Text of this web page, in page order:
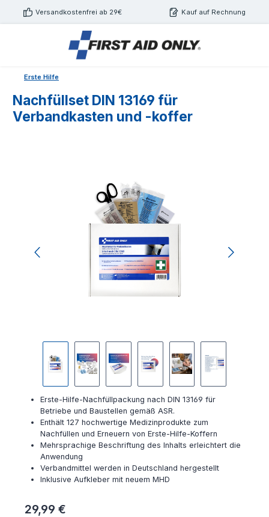
Zum Hauptinhalt springen
Versandkostenfrei ab 29€ Kauf auf Rechnung
Erste Hilfe
Nachfüllset DIN 13169 für
Verbandkasten und -koffer
Erste-Hilfe-Nachfüllpackung nach DIN 13169 für
Betriebe und Baustellen gemäß ASR.
Enthält 127 hochwertige Medizinprodukte zum
Nachfüllen und Erneuern von Erste-Hilfe-Koffern
Mehrsprachige Beschriftung des Inhalts erleichtert die
Anwendung
Verbandmittel werden in Deutschland hergestellt
Inklusive Aufkleber mit neuem MHD
Regulärer Preis:
29,99 €